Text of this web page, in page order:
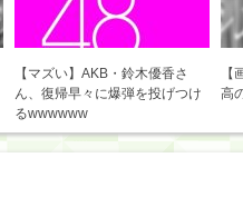
【マズい】AKB・鈴木優香さ
ん、復帰早々に爆弾を投げつけ
るwwwwww
高